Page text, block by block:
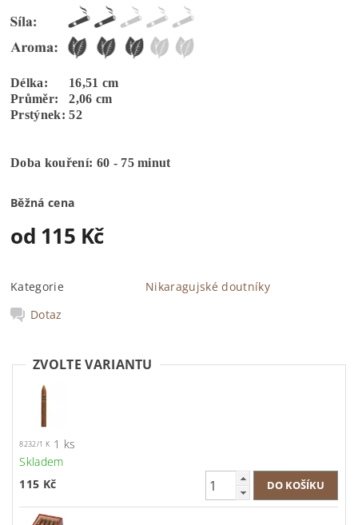
Délka: 16,51 cm
Průměr: 2,06 cm
Prstýnek: 52
Doba kouření: 60 - 75 minut
Běžná cena
od 115 Kč
Kategorie
Nikaragujské doutníky
Dotaz
ZVOLTE VARIANTU
8232/1 K 1 ks
Skladem
115 Kč